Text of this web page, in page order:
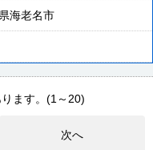
海老名市
ます。(1～20)
次へ